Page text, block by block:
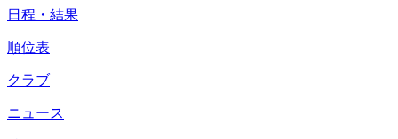
日程・結果
順位表
クラブ
ニュース